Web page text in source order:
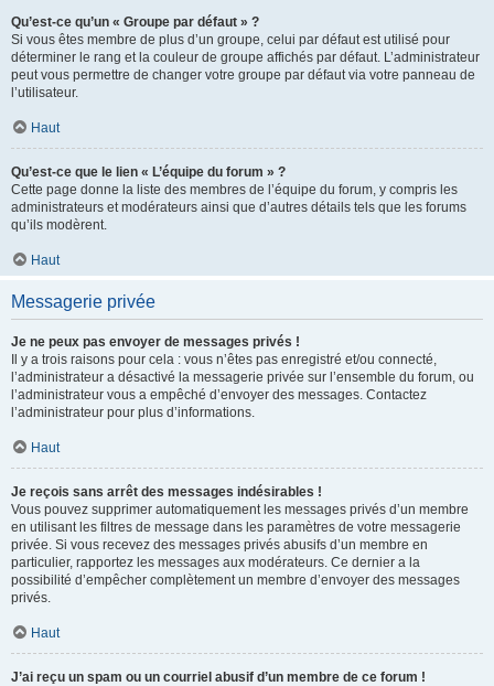
Qu’est-ce qu’un « Groupe par défaut » ?
Si vous êtes membre de plus d’un groupe, celui par défaut est utilisé pour
déterminer le rang et la couleur de groupe affichés par défaut. L’administrateur
peut vous permettre de changer votre groupe par défaut via votre panneau de
l’utilisateur.
Haut
Qu’est-ce que le lien « L’équipe du forum » ?
Cette page donne la liste des membres de l’équipe du forum, y compris les
administrateurs et modérateurs ainsi que d’autres détails tels que les forums
qu’ils modèrent.
Haut
Messagerie privée
Je ne peux pas envoyer de messages privés !
Il y a trois raisons pour cela : vous n’êtes pas enregistré et/ou connecté,
l’administrateur a désactivé la messagerie privée sur l’ensemble du forum, ou
l’administrateur vous a empêché d’envoyer des messages. Contactez
l’administrateur pour plus d’informations.
Haut
Je reçois sans arrêt des messages indésirables !
Vous pouvez supprimer automatiquement les messages privés d’un membre
en utilisant les filtres de message dans les paramètres de votre messagerie
privée. Si vous recevez des messages privés abusifs d’un membre en
particulier, rapportez les messages aux modérateurs. Ce dernier a la
possibilité d’empêcher complètement un membre d’envoyer des messages
privés.
Haut
J’ai reçu un spam ou un courriel abusif d’un membre de ce forum !